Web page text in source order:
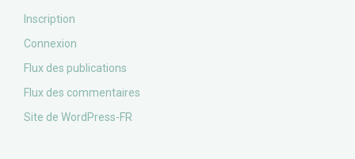
Inscription
Connexion
Flux des publications
Flux des commentaires
Site de WordPress-FR